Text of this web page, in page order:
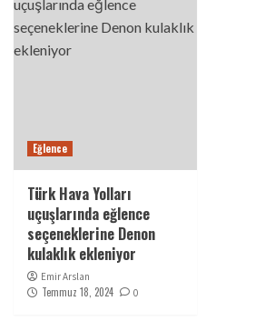
Eğlence
Türk Hava Yolları
uçuşlarında eğlence
seçeneklerine Denon
kulaklık ekleniyor
Emir Arslan
Temmuz 18, 2024 0